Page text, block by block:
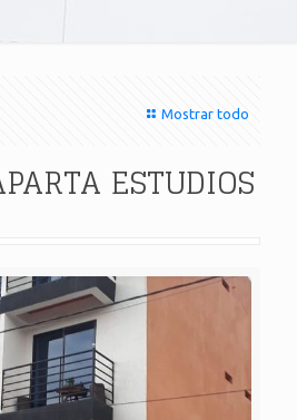
Mostrar todo
ESTUDIOS